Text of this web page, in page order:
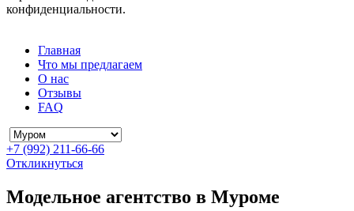
конфиденциальности.
Главная
Что мы предлагаем
О нас
Отзывы
FAQ
+7 (992) 211-66-66
Откликнуться
Модельное агентство в Муроме